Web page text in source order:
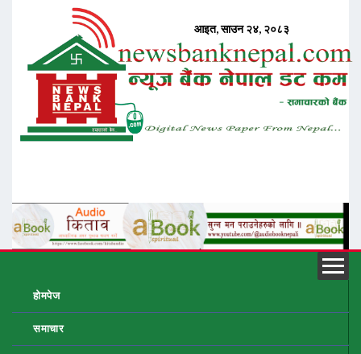
होमपेज
समाचार